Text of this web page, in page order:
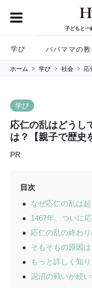
子どもと一
学び パパママの教
ホーム 学び 社会 応
学び
応仁の乱はどうし
は？【親子で歴史
PR
目次
なぜ応仁の乱は
1467年、ついに
応仁の乱の終わり
そもそもの原因
もっと詳しく知
泥沼の戦いが続